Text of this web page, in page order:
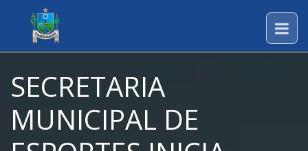
SECRETARIA
MUNICIPAL DE